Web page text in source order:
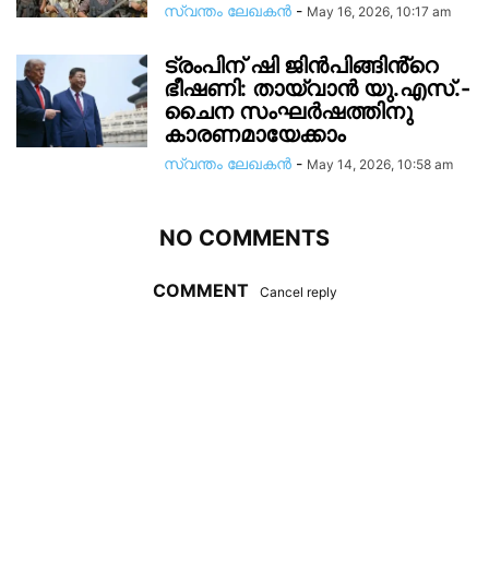
സ്വന്തം ലേഖകന്‍ - May 16, 2026, 10:17 am
ട്രംപിന് ഷി ജിൻപിങ്ങിൻ്റെ
ഭീഷണി: തായ്‌വാൻ യു.എസ്.-
ചൈന സംഘർഷത്തിനു
കാരണമായേക്കാം
സ്വന്തം ലേഖകന്‍ - May 14, 2026, 10:58 am
NO COMMENTS
COMMENT Cancel reply